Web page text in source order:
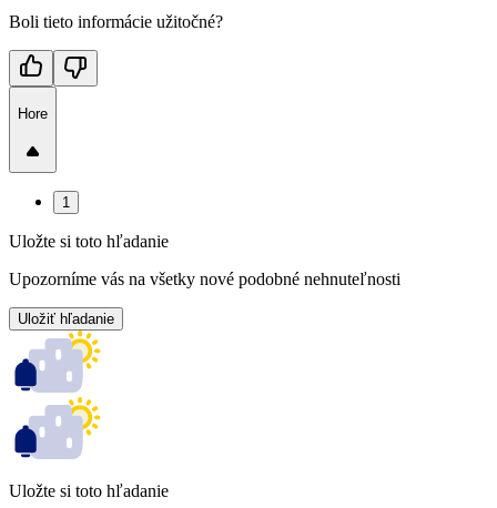
Boli tieto informácie užitočné?
Hore
1
Uložte si toto hľadanie
Upozorníme vás na všetky nové podobné nehnuteľnosti
Uložiť hľadanie
Uložte si toto hľadanie